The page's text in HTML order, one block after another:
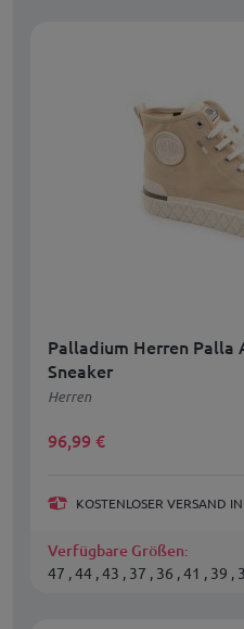
Palladium Herren Palla
Sneaker
Herren
96,99 €
KOSTENLOSER VERSAND
Verfügbare Größen:
47 , 44 , 43 , 37 , 36 , 41 , 39 ,